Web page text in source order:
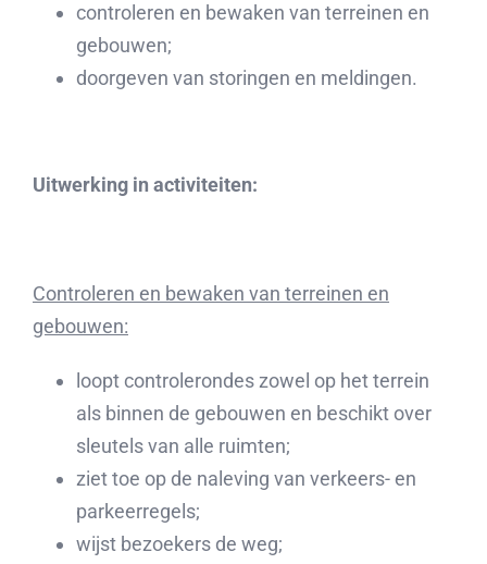
controleren en bewaken van terreinen en
gebouwen;
doorgeven van storingen en meldingen.
Uitwerking in activiteiten:
Controleren en bewaken van terreinen en
gebouwen:
loopt controlerondes zowel op het terrein
als binnen de gebouwen en beschikt over
sleutels van alle ruimten;
ziet toe op de naleving van verkeers- en
parkeerregels;
wijst bezoekers de weg;